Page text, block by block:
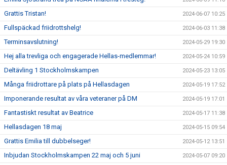
Grattis Tristan! 2024-06-07 10:25
Fullspäckad friidrottshelg! 2024-06-03 11:38
Terminsavslutning! 2024-05-29 19:30
Hej alla trevliga och engagerade Hellas-medlemmar! 2024-05-24 10:59
Deltävling 1 Stockholmskampen 2024-05-23 13:05
Många friidrottare på plats på Hellasdagen 2024-05-19 17:52
Imponerande resultat av våra veteraner på DM 2024-05-19 17:01
Fantastiskt resultat av Beatrice 2024-05-17 11:38
Hellasdagen 18 maj 2024-05-15 09:54
Grattis Emilia till dubbelseger! 2024-05-12 13:51
Inbjudan Stockholmskampen 22 maj och 5 juni 2024-05-07 09:20